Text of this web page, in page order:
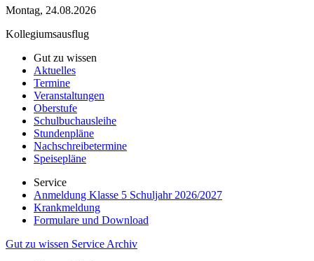
Montag, 24.08.2026
Kollegiumsausflug
Gut zu wissen
Aktuelles
Termine
Veranstaltungen
Oberstufe
Schulbuchausleihe
Stundenpläne
Nachschreibetermine
Speisepläne
Service
Anmeldung Klasse 5 Schuljahr 2026/2027
Krankmeldung
Formulare und Download
Gut zu wissen Service Archiv